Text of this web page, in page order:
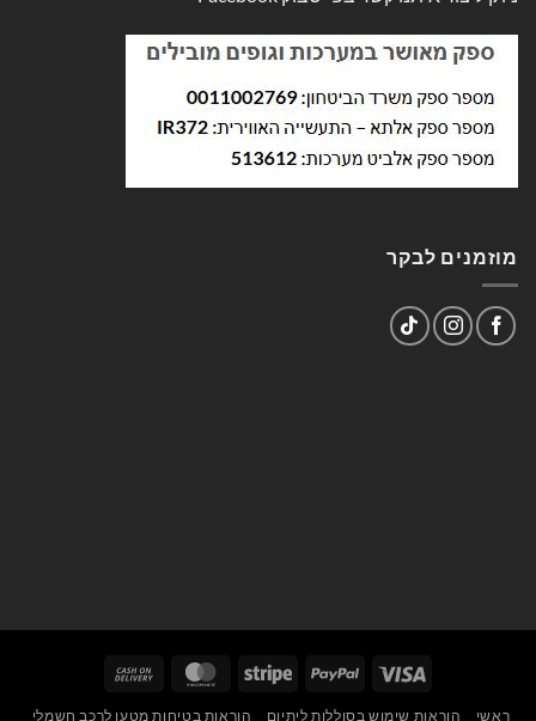
מוזמנים לבקר
Visa
PayPal
Stripe
MasterCard
ראשי הוראות שימוש בסוללות ליתיום הוראות בטיחות מטען לרכב חשמלי